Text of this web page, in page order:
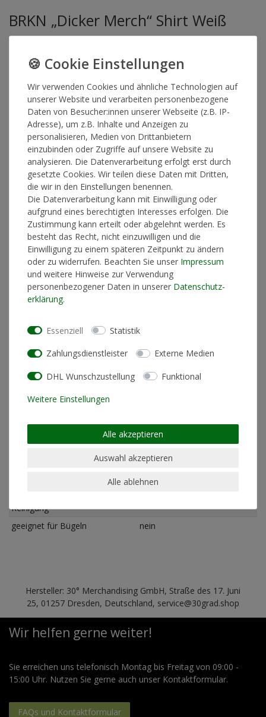
BRKN „Dicker Merch“ Shirt Weiß
Artikelnummer15938
GRÖSSE
25,00 €*
Lieferzeit 1-3 Werktage
In den Warenkorb
* inkl. ges. MwSt. zzgl.Versandkosten
Produktinformationen
Künstlerinformationen
Schnitt
Loose Fit (lockere Passform)
Pflegehinweis
Maschinenwäsche linksrum
30°
nein
Reinigung
geeignet für Bügeln nein
Hersteller: 30° Merchandising GmbH, Straße des 17. Juni
25, 01257 Dresden, Deutschland, service@30grad.shop
Wir helfen gerne weiter!
Sie erreichen uns telefonisch Montag bis Freitag von 09:00 -
15:00 Uhr. Nutzen Sie gerne auch unser Kontaktformular.
FAQs und Kontaktformular
Wir verwenden Cookies und ähnliche Technologien auf
unserer Website und verarbeiten personenbezogene
Daten von Besucher:innen unserer Webseite (z.B. IP-
Adresse), um z.B. Inhalte und Anzeigen zu
personalisieren, Medien von Drittanbietern
einzubinden oder Zugriffe auf unsere Website zu
analysieren. Die Datenverarbeitung erfolgt erst durch
gesetzte Cookies. Wir teilen diese Daten mit Dritten,
die wir in den Einstellungen benennen.
Die Datenverarbeitung kann mit Einwilligung oder
aufgrund eines berechtigten Interesses erfolgen. Die
Zustimmung kann erteilt oder abgelehnt werden. Es
besteht das Recht, nicht einzuwilligen und die
Einwilligung zu einem späteren Zeitpunkt zu ändern
oder zu widerrufen. Beachten Sie unser Impressum
und weitere Hinweise zur Verwendung
personenbezogener Daten in unserer Daten­schutz­
erklärung.
Essenziell Statistik
Zahlungsdienstleister Externe Medien
DHL Wunschzustellung Funktional
Weitere Einstellungen
Alle akzeptieren
Auswahl akzeptieren
Alle ablehnen